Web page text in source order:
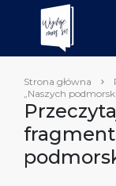
Strona główna
„Naszych
fragment